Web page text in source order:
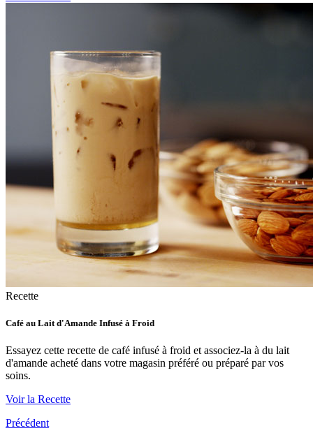
Recette
Café au Lait d'Amande Infusé à Froid
Essayez cette recette de café infusé à froid et associez-la à du lait
d'amande acheté dans votre magasin préféré ou préparé par vos
soins.
Voir la Recette
Précédent